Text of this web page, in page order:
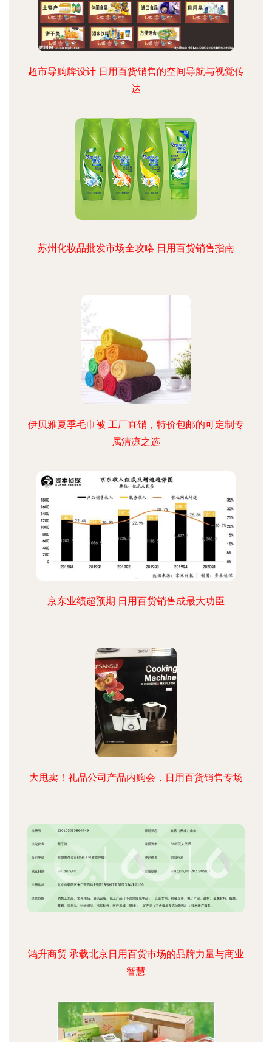
超市导购牌设计 日用百货销售的空间导航与视觉传
达
苏州化妆品批发市场全攻略 日用百货销售指南
伊贝雅夏季毛巾被 工厂直销，特价包邮的可定制专
属清凉之选
京东业绩超预期 日用百货销售成最大功臣
大甩卖！礼品公司产品内购会，日用百货销售专场
鸿升商贸 承载北京日用百货市场的品牌力量与商业
智慧